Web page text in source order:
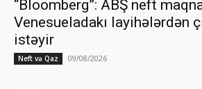
“Bloomberg”: ABŞ neft
Venesueladakı layihələrdən
istəyir
Neft və Qaz 09/08/2026